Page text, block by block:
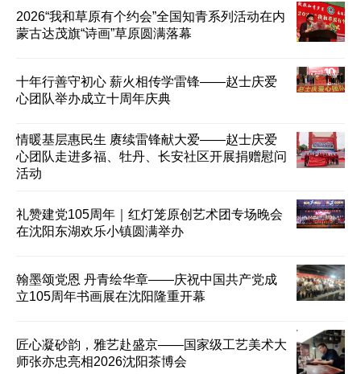
2026“我和草原有个约会”全国知青系列活动在内
蒙古达茂旗“诗画”草原圆满落幕
十年行善守初心 薪火相传学雷锋——赵士庆爱
心团队举办成立十周年庆典
情暖基层惠民生 赓续雷锋献大爱——赵士庆爱
心团队走进多福、牡丹、长安社区开展捐赠慰问
活动
礼赞建党105周年｜红灯笼原创艺术团专场晚会
在沈阳东湖欢乐小镇圆满举办
翰墨颂党恩 丹青绘华章——庆祝中国共产党成
立105周年书画展在沈阳隆重开幕
匠心凝砂韵，雅艺赴盛京——国家级工艺美术大
师张亦忠亮相2026沈阳茶博会